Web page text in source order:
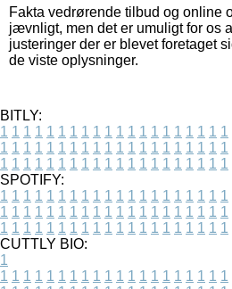
Fakta vedrørende tilbud og online
jævnligt, men det er umuligt for os
justeringer der er blevet foretaget
de viste oplysninger.
BITLY:
1 1 1 1 1 1 1 1 1 1 1 1 1 1 1 1 1 1 1 1
1 1 1 1 1 1 1 1 1 1 1 1 1 1 1 1 1 1 1 1
1 1 1 1 1 1 1 1 1 1 1 1 1 1 1 1 1 1 1 1
SPOTIFY:
1 1 1 1 1 1 1 1 1 1 1 1 1 1 1 1 1 1 1 1
1 1 1 1 1 1 1 1 1 1 1 1 1 1 1 1 1 1 1 1
1 1 1 1 1 1 1 1 1 1 1 1 1 1 1 1 1 1 1 1
CUTTLY BIO:
1
1 1 1 1 1 1 1 1 1 1 1 1 1 1 1 1 1 1 1 1